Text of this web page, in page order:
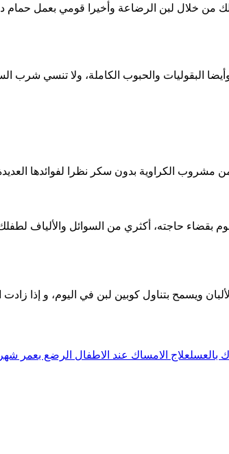
من خلال لبن الرضاعة وأخيرا قومي بعمل
البقوليات والحبوب الكاملة، ولا تنسي شرب
الكراوية بدون سكر نظرا لفوائدها
حاجته، أكثري من السوائل والألياف
ويسمح بتناول كوبين لبن في اليوم، و إذا
بالعسلعلاج الامساك عند الاطفال الرضع بعمر شهر